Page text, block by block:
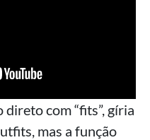
com “fits”, gíria
mas a função